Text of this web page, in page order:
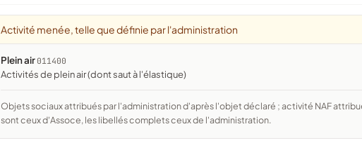
Activité menée, telle que définie par l'administration
Plein air 011400
activités de plein air (dont saut à l'élastique)
Objets sociaux attribués par l'administration d'après l'objet déclaré ; activité NAF attribuée par l'INSEE. Les noms courts
sont ceux d'Assoce, les libellés complets ceux de l'administration.